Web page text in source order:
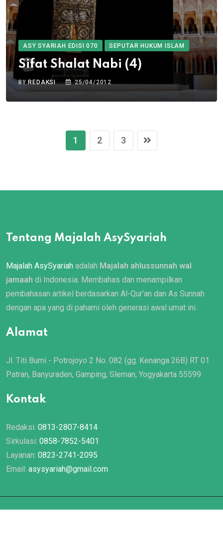
ASY SYARIAH EDISI 070 SEPUTAR HUKUM ISLAM
Sifat Shalat Nabi (4)
BYREDAKSI 25/04/2012
1 2 3
Tentang Majalah AsySyariah
Majalah AsySyariah adalah Majalah ahlussunnah wal
jamaah di Indonesia. Membahas dan menampilkan
pembahasan artikel berdasarkan Al-Qur’an dan As Sunnah
dengan apa yang di pahami oleh generasi awal umat ini.
Alamat
Jl. Titi Bumi - Potrojoyo 2 No. 082 (gg. Kenanga 26B) RT 01
Patran, Banyuraden, Gamping, Sleman, Yogyakarta 55599
Kontak
Redaksi: 0813-2807-8414
Sirkulasi: 0858-7852-5401
Layanan: 0823-2741-2095
Email: asysyariah@gmail.com